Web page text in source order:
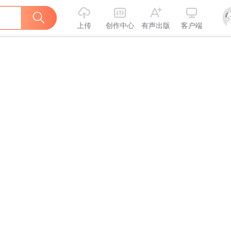
上传 创作中心 有声出版 客户端